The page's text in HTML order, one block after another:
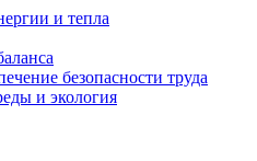
и тепла
безопасности труда
и экология